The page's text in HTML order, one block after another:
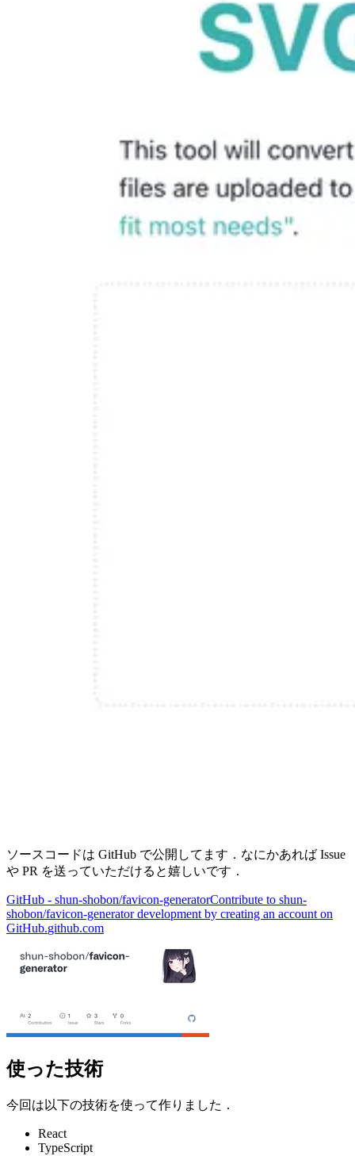
ソースコードは GitHub で公開してます．なにかあれば Issue
や PR を送っていただけると嬉しいです．
GitHub - shun-shobon/favicon-generatorContribute to shun-
shobon/favicon-generator development by creating an account on
GitHub.github.com
使った技術
今回は以下の技術を使って作りました．
React
TypeScript